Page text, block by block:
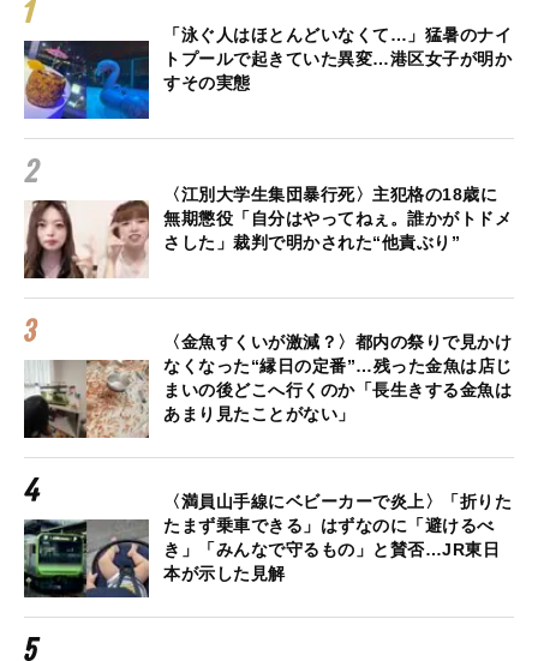
「泳ぐ人はほとんどいなくて…」猛暑のナイ
トプールで起きていた異変…港区女子が明か
すその実態
〈江別大学生集団暴行死〉主犯格の18歳に
無期懲役「自分はやってねぇ。誰かがトドメ
さした」裁判で明かされた“他責ぶり”
〈金魚すくいが激減？〉都内の祭りで見かけ
なくなった“縁日の定番”…残った金魚は店じ
まいの後どこへ行くのか「長生きする金魚は
あまり見たことがない」
〈満員山手線にベビーカーで炎上〉「折りた
たまず乗車できる」はずなのに「避けるべ
き」「みんなで守るもの」と賛否…JR東日
本が示した見解